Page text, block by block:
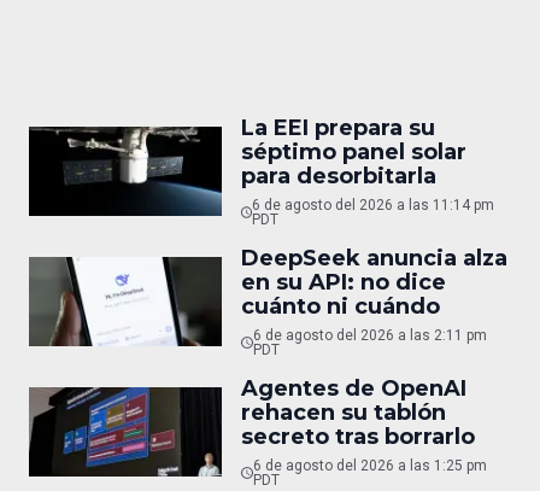
La EEI prepara su
séptimo panel solar
para desorbitarla
6 de agosto del 2026 a las 11:14 pm
PDT
DeepSeek anuncia alza
en su API: no dice
cuánto ni cuándo
6 de agosto del 2026 a las 2:11 pm
PDT
Agentes de OpenAI
rehacen su tablón
secreto tras borrarlo
6 de agosto del 2026 a las 1:25 pm
PDT